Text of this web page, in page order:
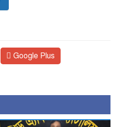
Google Plus